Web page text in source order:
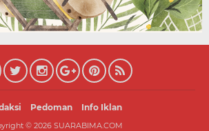
Pedoman Info Iklan
© 2026 SUARABIMA.COM